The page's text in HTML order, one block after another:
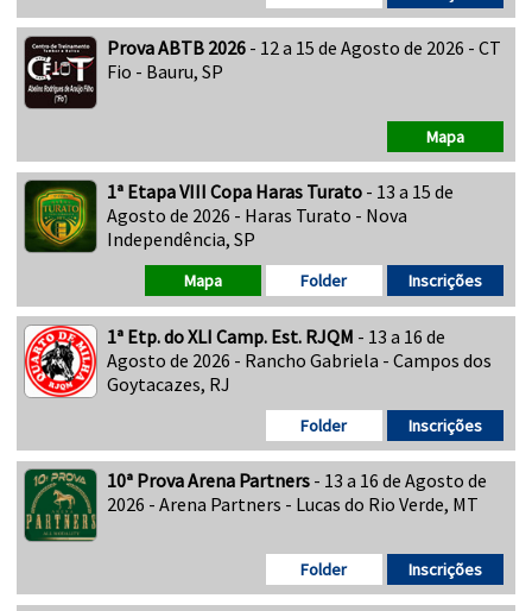
Prova ABTB 2026 - 12 a 15 de Agosto de 2026 - CT
Fio - Bauru, SP
Mapa
1ª Etapa VIII Copa Haras Turato - 13 a 15 de
Agosto de 2026 - Haras Turato - Nova
Independência, SP
Inscrições
Folder
Mapa
1ª Etp. do XLI Camp. Est. RJQM - 13 a 16 de
Agosto de 2026 - Rancho Gabriela - Campos dos
Goytacazes, RJ
Inscrições
Folder
10ª Prova Arena Partners - 13 a 16 de Agosto de
2026 - Arena Partners - Lucas do Rio Verde, MT
Inscrições
Folder